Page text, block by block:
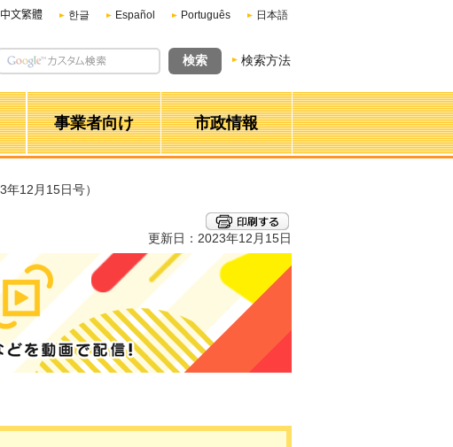
中文繁體 한글 Español Português
日本語
検索方法
事業者向け 市政情報
12月15日号）
更新日：2023年12月15日